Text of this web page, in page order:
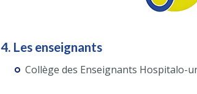
4. Les enseignants
Collège des Enseignants Hospitalo-